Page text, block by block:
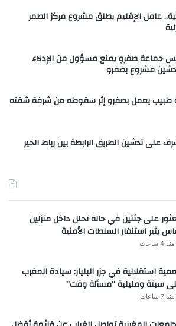
عامل الإقليم يطلق مشروع مركز الطمر
جماعة صفرو يمنع مسؤول من الإدلاء
مشروع بصفرو
يعمل بصفرو إثر سقوطه من شرفة شقته
على تدشين الطريق الرابطة بين رباط الخير
على جثتين في حالة تحلل داخل منزلين
يثير استنفار السلطات الأمنية
منذ 4 ساعات
استقلالية في جزر البليار: سيادة المغرب
سبتة ومليلية “مسألة وقت”
منذ 7 ساعات